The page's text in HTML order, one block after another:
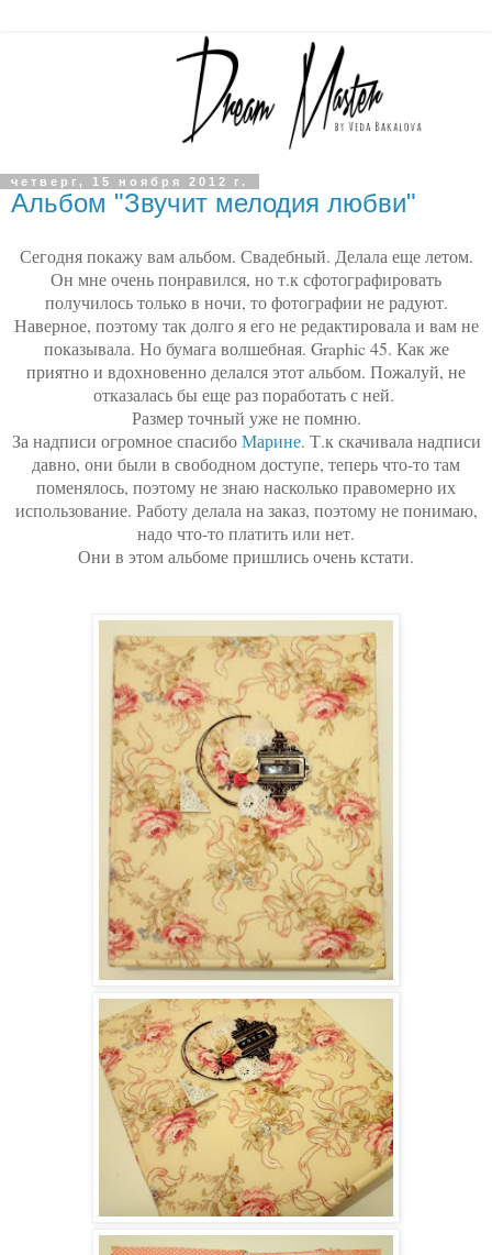
четверг, 15 ноября 2012 г.
Альбом "Звучит мелодия любви"
Сегодня покажу вам альбом. Свадебный. Делала еще летом.
Он мне очень понравился, но т.к сфотографировать
получилось только в ночи, то фотографии не радуют.
Наверное, поэтому так долго я его не редактировала и вам не
показывала. Но бумага волшебная. Graphic 45. Как же
приятно и вдохновенно делался этот альбом. Пожалуй, не
отказалась бы еще раз поработать с ней.
Размер точный уже не помню.
За надписи огромное спасибоМарине. Т.к скачивала надписи
давно, они были в свободном доступе, теперь что-то там
поменялось, поэтому не знаю насколько правомерно их
использование. Работу делала на заказ, поэтому не понимаю,
надо что-то платить или нет.
Они в этом альбоме пришлись очень кстати.